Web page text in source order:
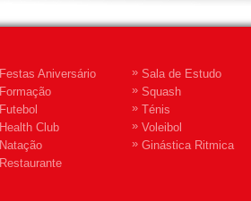
Festas Aniversário
Formação
Futebol
Health Club
Natação
Restaurante
» Sala de Estudo
» Squash
» Ténis
» Voleibol
» Ginástica Ritmica